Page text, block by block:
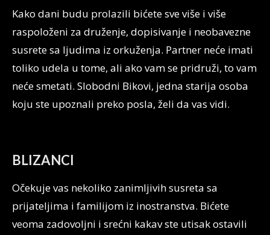
Kako dani budu prolazili bićete sve više i više
raspoloženi za druženje, dopisivanje i neobavezne
susrete sa ljudima iz orkuženja. Partner neće imati
toliko udela u tome, ali ako vam se pridruži, to vam
neće smetati. Slobodni Bikovi, jedna starija osoba
koju ste upoznali preko posla, želi da vas vidi.
BLIZANCI
Očekuje vas nekoliko zanimljivih susreta sa
prijateljima i familijom iz inostranstva. Bićete
veoma zadovoljni i srećni kakav ste utisak ostavili